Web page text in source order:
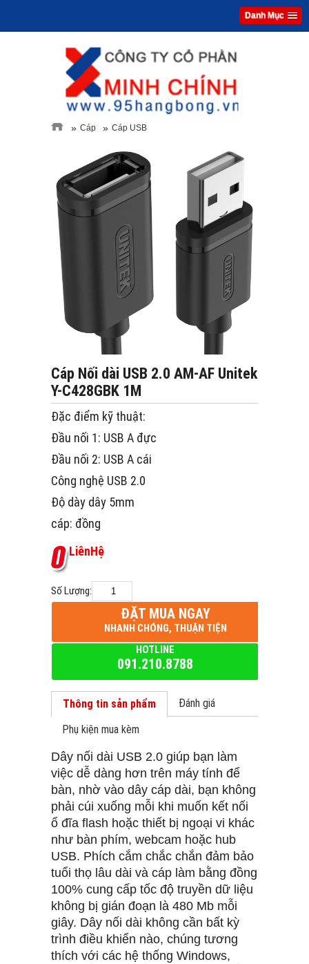
Danh Mục
» Cáp » Cáp USB
Cáp Nối dài USB 2.0 AM-AF Unitek
Y-C428GBK 1M
Đặc điểm kỹ thuật:
Đầu nối 1: USB A đực
Đầu nối 2: USB A cái
Công nghệ USB 2.0
Độ dày dây 5mm
cáp: đồng
LiênHệ
Số Lượng:
ĐẶT MUA NGAY
NHANH CHÓNG, THUẬN TIỆN
HOTLINE
091.210.8788
Thông tin sản phẩm
Đánh giá
Phụ kiện mua kèm
Dây nối dài USB 2.0 giúp bạn làm
việc dễ dàng hơn trên máy tính để
bàn, nhờ vào dây cáp dài, bạn không
phải cúi xuống mỗi khi muốn kết nối
ổ đĩa flash hoặc thiết bị ngoại vi khác
như bàn phím, webcam hoặc hub
USB. Phích cắm chắc chắn đảm bảo
tuổi thọ lâu dài và cáp làm bằng đồng
100% cung cấp tốc độ truyền dữ liệu
không bị gián đoạn là 480 Mb mỗi
giây. Dây nối dài không cần bất kỳ
trình điều khiển nào, chúng tương
thích với các hệ thống Windows,